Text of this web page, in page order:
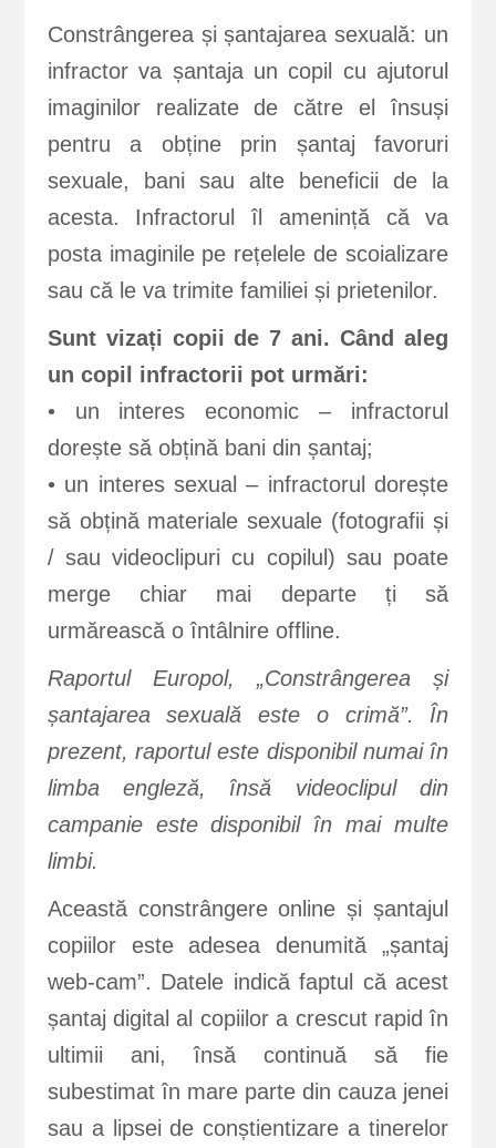
Constrângerea și șantajarea sexuală: un
infractor va șantaja un copil cu ajutorul
imaginilor realizate de către el însuși
pentru a obține prin șantaj favoruri
sexuale, bani sau alte beneficii de la
acesta. Infractorul îl amenință că va
posta imaginile pe rețelele de scoializare
sau că le va trimite familiei și prietenilor.
Sunt vizați copii de 7 ani. Când aleg
un copil infractorii pot urmări:
• un interes economic – infractorul
dorește să obțină bani din șantaj;
• un interes sexual – infractorul dorește
să obțină materiale sexuale (fotografii și
/ sau videoclipuri cu copilul) sau poate
merge chiar mai departe ți să
urmărească o întâlnire offline.
Raportul Europol, „Constrângerea și
șantajarea sexuală este o crimă”. În
prezent, raportul este disponibil numai în
limba engleză, însă videoclipul din
campanie este disponibil în mai multe
limbi.
Această constrângere online și șantajul
copiilor este adesea denumită „șantaj
web-cam”. Datele indică faptul că acest
șantaj digital al copiilor a crescut rapid în
ultimii ani, însă continuă să fie
subestimat în mare parte din cauza jenei
sau a lipsei de conștientizare a tinerelor